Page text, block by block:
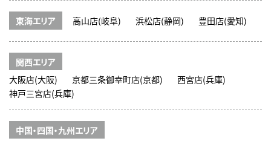
東海エリア 高山店(岐阜) 浜松店(静岡) 豊田店(愛知)
関西エリア
大阪店(大阪)
京都三条御幸町店(京都)
西宮店(兵庫)
神戸三宮店(兵庫)
中国・四国・九州エリア